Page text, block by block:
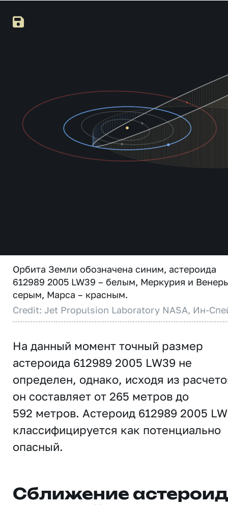
Орбита Земли обозначена синим, астероида
612989 2005 LW39 – белым, Меркурия и
серым, Марса – красным.
Credit: Jet Propulsion Laboratory NASA, Ин-
На данный момент точный размер
астероида 612989 2005 LW39 не
определен, однако, исходя из
он составляет от 265 метров до
592 метров. Астероид 612989 2005
классифицируется как потенциально
опасный.
Сближение